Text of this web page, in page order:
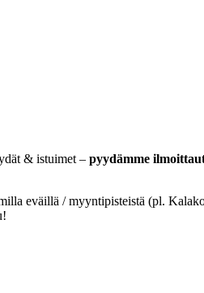
& istuimet – pyydämme
eväillä / myyntipisteistä (pl.